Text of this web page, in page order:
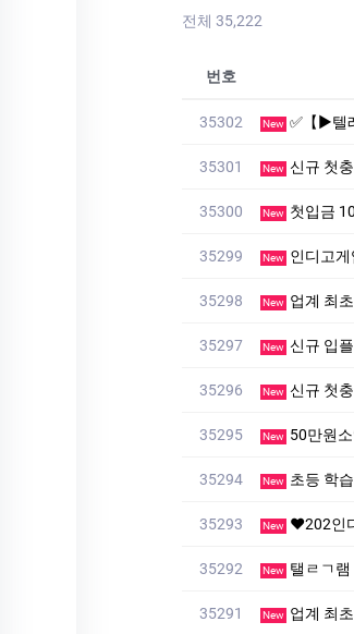
전체 35,222
번호
35302 New ✅【▶텔레:
35301 New 신규 첫
35300 New 첫입금
35299 New 인디­고
35298 New 업계 최
35297 New 신규 입
35296 New 신규 첫
35295 New 50만원소액
35294 New 초등 학
35293 New ❤️202인디­고
35292 New 탤ㄹㄱ램
35291 New 업계 최